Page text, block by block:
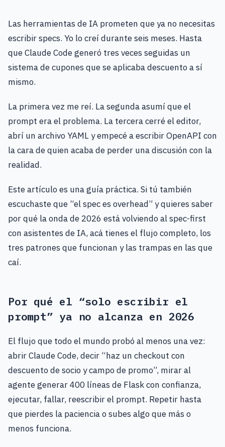
Las herramientas de IA prometen que ya no necesitas
escribir specs. Yo lo creí durante seis meses. Hasta
que Claude Code generó tres veces seguidas un
sistema de cupones que se aplicaba descuento a sí
mismo.
La primera vez me reí. La segunda asumí que el
prompt era el problema. La tercera cerré el editor,
abrí un archivo YAML y empecé a escribir OpenAPI con
la cara de quien acaba de perder una discusión con la
realidad.
Este artículo es una guía práctica. Si tú también
escuchaste que “el spec es overhead” y quieres saber
por qué la onda de 2026 está volviendo al spec-first
con asistentes de IA, acá tienes el flujo completo, los
tres patrones que funcionan y las trampas en las que
caí.
Por qué el “solo escribir el
prompt” ya no alcanza en 2026
El flujo que todo el mundo probó al menos una vez:
abrir Claude Code, decir “haz un checkout con
descuento de socio y campo de promo”, mirar al
agente generar 400 líneas de Flask con confianza,
ejecutar, fallar, reescribir el prompt. Repetir hasta
que pierdes la paciencia o subes algo que más o
menos funciona.